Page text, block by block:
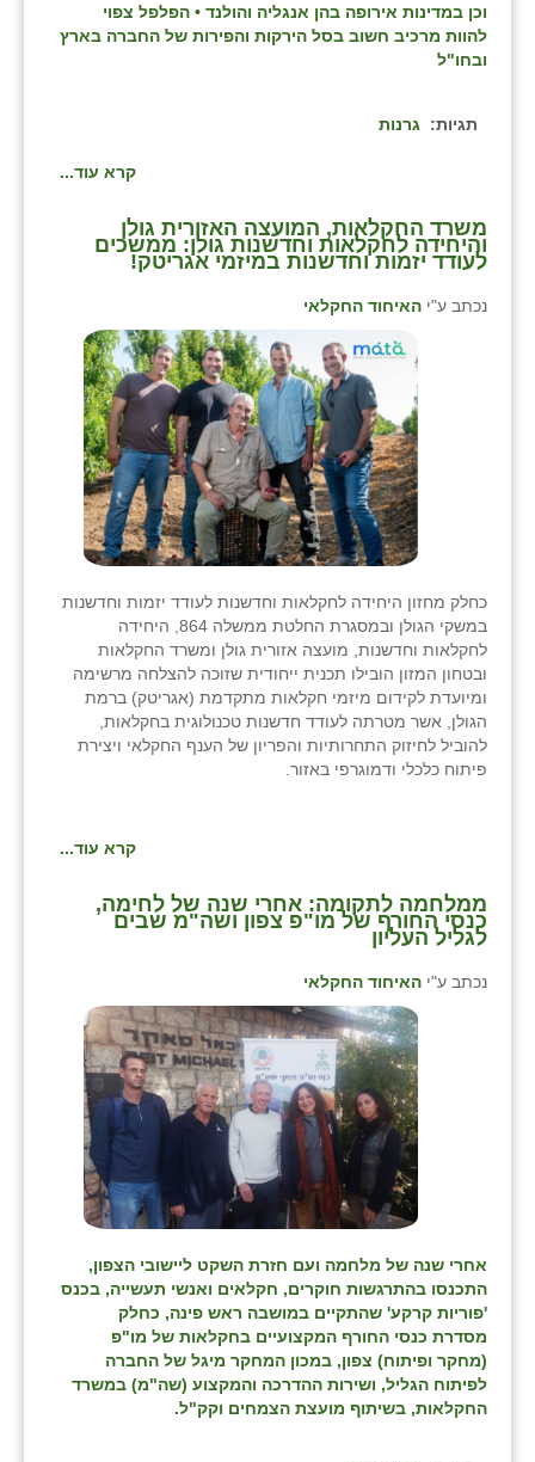
וכן במדינות אירופה בהן אנגליה והולנד • הפלפל צפוי
להוות מרכיב חשוב בסל הירקות והפירות של החברה בארץ
ובחו"ל
תגיות: גרנות
קרא עוד...
משרד החקלאות, המועצה האזורית גולן
והיחידה לחקלאות וחדשנות גולן: ממשכים
לעודד יזמות וחדשנות במיזמי אגריטק!
נכתב ע"י האיחוד החקלאי
כחלק מחזון היחידה לחקלאות וחדשנות לעודד יזמות וחדשנות
במשקי הגולן ובמסגרת החלטת ממשלה 864, היחידה
לחקלאות וחדשנות, מועצה אזורית גולן ומשרד החקלאות
ובטחון המזון הובילו תכנית ייחודית שזוכה להצלחה מרשימה
ומיועדת לקידום מיזמי חקלאות מתקדמת (אגריטק) ברמת
הגולן, אשר מטרתה לעודד חדשנות טכנולוגית בחקלאות,
להוביל לחיזוק התחרותיות והפריון של הענף החקלאי ויצירת
פיתוח כלכלי ודמוגרפי באזור.
קרא עוד...
ממלחמה לתקומה: אחרי שנה של לחימה,
כנסי החורף של מו"פ צפון ושה"מ שבים
לגליל העליון
נכתב ע"י האיחוד החקלאי
אחרי שנה של מלחמה ועם חזרת השקט ליישובי הצפון,
התכנסו בהתרגשות חוקרים, חקלאים ואנשי תעשייה, בכנס
'פוריות קרקע' שהתקיים במושבה ראש פינה, כחלק
מסדרת כנסי החורף המקצועיים בחקלאות של מו"פ
(מחקר ופיתוח) צפון, במכון המחקר מיגל של החברה
לפיתוח הגליל, ושירות ההדרכה והמקצוע (שה"מ) במשרד
החקלאות, בשיתוף מועצת הצמחים וקק"ל.